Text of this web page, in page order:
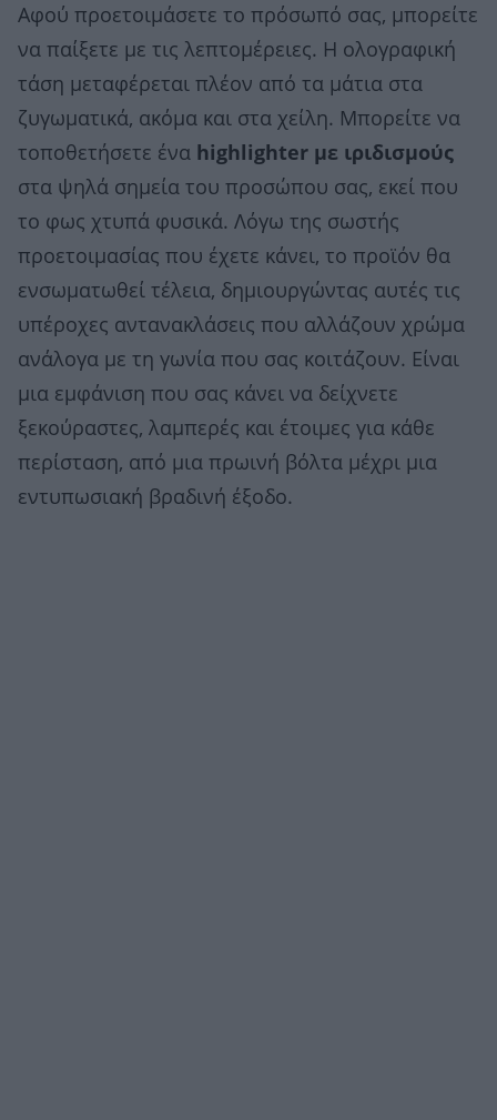
Αφού προετοιμάσετε το πρόσωπό σας, μπορείτε
να παίξετε με τις λεπτομέρειες. Η ολογραφική
τάση μεταφέρεται πλέον από τα μάτια στα
ζυγωματικά, ακόμα και στα χείλη. Μπορείτε να
τοποθετήσετε ένα highlighter με ιριδισμούς
στα ψηλά σημεία του προσώπου σας, εκεί που
το φως χτυπά φυσικά. Λόγω της σωστής
προετοιμασίας που έχετε κάνει, το προϊόν θα
ενσωματωθεί τέλεια, δημιουργώντας αυτές τις
υπέροχες αντανακλάσεις που αλλάζουν χρώμα
ανάλογα με τη γωνία που σας κοιτάζουν. Είναι
μια εμφάνιση που σας κάνει να δείχνετε
ξεκούραστες, λαμπερές και έτοιμες για κάθε
περίσταση, από μια πρωινή βόλτα μέχρι μια
εντυπωσιακή βραδινή έξοδο.